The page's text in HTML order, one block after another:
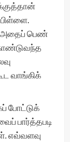
அதைப் பெண்
வாங்கிக்
போட்டுக்
பார்த்தபடி
எவ்வளவு